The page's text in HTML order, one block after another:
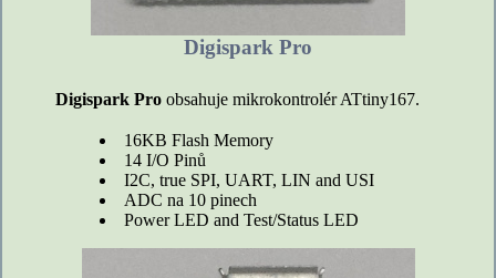
Digispark Pro
Digispark Pro obsahuje mikrokontrolér ATtiny167.
16KB Flash Memory
14 I/O Pinů
I2C, true SPI, UART, LIN and USI
ADC na 10 pinech
Power LED and Test/Status LED